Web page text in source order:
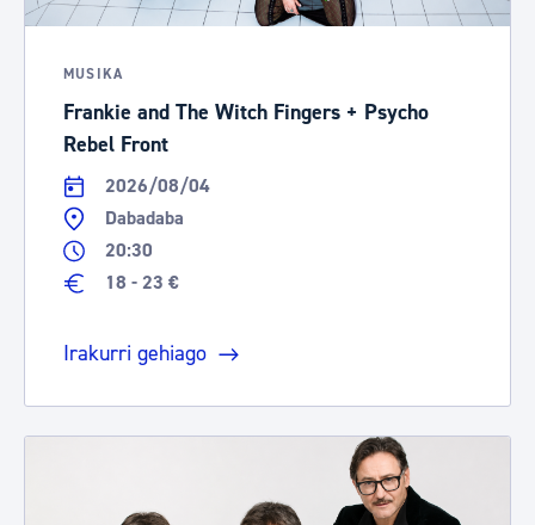
MUSIKA
Frankie and The Witch Fingers + Psycho
Rebel Front
2026/08/04
Dabadaba
20:30
18 - 23 €
Irakurri gehiago